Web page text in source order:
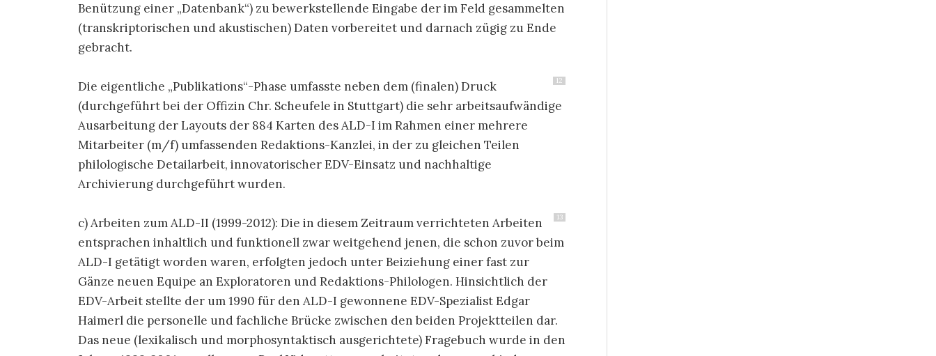
Benützung einer „Datenbank“) zu bewerkstellende Eingabe der im Feld gesammelten
(transkriptorischen und akustischen) Daten vorbereitet und darnach zügig zu Ende
gebracht.
12
Die eigentliche „Publikations“-Phase umfasste neben dem (finalen) Druck
(durchgeführt bei der Offizin Chr. Scheufele in Stuttgart) die sehr arbeitsaufwändige
Ausarbeitung der Layouts der 884 Karten des ALD-I im Rahmen einer mehrere
Mitarbeiter (m/f) umfassenden Redaktions-Kanzlei, in der zu gleichen Teilen
philologische Detailarbeit, innovatorischer EDV-Einsatz und nachhaltige
Archivierung durchgeführt wurden.
13
c) Arbeiten zum ALD-II (1999-2012): Die in diesem Zeitraum verrichteten Arbeiten
entsprachen inhaltlich und funktionell zwar weitgehend jenen, die schon zuvor beim
ALD-I getätigt worden waren, erfolgten jedoch unter Beiziehung einer fast zur
Gänze neuen Equipe an Exploratoren und Redaktions-Philologen. Hinsichtlich der
EDV-Arbeit stellte der um 1990 für den ALD-I gewonnene EDV-Spezialist Edgar
Haimerl die personelle und fachliche Brücke zwischen den beiden Projektteilen dar.
Das neue (lexikalisch und morphosyntaktisch ausgerichtete) Fragebuch wurde in den